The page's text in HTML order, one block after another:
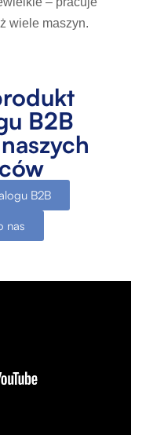
wiele maszyn.
B2B
B2B
nas